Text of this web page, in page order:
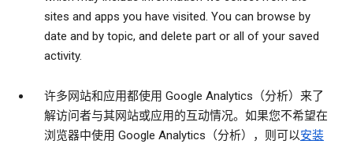
sites and apps you have visited. You can browse by
date and by topic, and delete part or all of your saved
activity.
许多网站和应用都使用 Google Analytics（分析）来了
解访问者与其网站或应用的互动情况。如果您不希望在
浏览器中使用 Google Analytics（分析），则可以安装